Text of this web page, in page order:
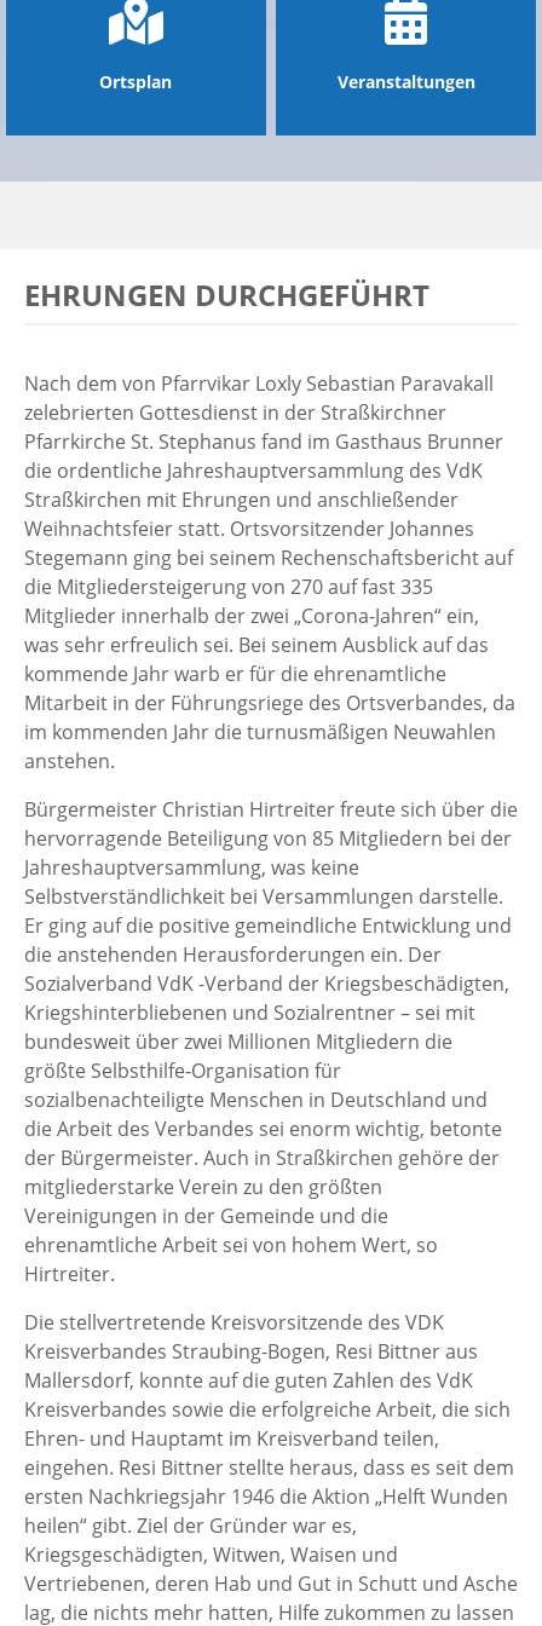
Ortsplan Veranstaltungen
EHRUNGEN DURCHGEFÜHRT
Nach dem von Pfarrvikar Loxly Sebastian Paravakall
zelebrierten Gottesdienst in der Straßkirchner
Pfarrkirche St. Stephanus fand im Gasthaus Brunner
die ordentliche Jahreshauptversammlung des VdK
Straßkirchen mit Ehrungen und anschließender
Weihnachtsfeier statt. Ortsvorsitzender Johannes
Stegemann ging bei seinem Rechenschaftsbericht auf
die Mitgliedersteigerung von 270 auf fast 335
Mitglieder innerhalb der zwei „Corona-Jahren“ ein,
was sehr erfreulich sei. Bei seinem Ausblick auf das
kommende Jahr warb er für die ehrenamtliche
Mitarbeit in der Führungsriege des Ortsverbandes, da
im kommenden Jahr die turnusmäßigen Neuwahlen
anstehen.
Bürgermeister Christian Hirtreiter freute sich über die
hervorragende Beteiligung von 85 Mitgliedern bei der
Jahreshauptversammlung, was keine
Selbstverständlichkeit bei Versammlungen darstelle.
Er ging auf die positive gemeindliche Entwicklung und
die anstehenden Herausforderungen ein. Der
Sozialverband VdK -Verband der Kriegsbeschädigten,
Kriegshinterbliebenen und Sozialrentner – sei mit
bundesweit über zwei Millionen Mitgliedern die
größte Selbsthilfe-Organisation für
sozialbenachteiligte Menschen in Deutschland und
die Arbeit des Verbandes sei enorm wichtig, betonte
der Bürgermeister. Auch in Straßkirchen gehöre der
mitgliederstarke Verein zu den größten
Vereinigungen in der Gemeinde und die
ehrenamtliche Arbeit sei von hohem Wert, so
Hirtreiter.
Die stellvertretende Kreisvorsitzende des VDK
Kreisverbandes Straubing-Bogen, Resi Bittner aus
Mallersdorf, konnte auf die guten Zahlen des VdK
Kreisverbandes sowie die erfolgreiche Arbeit, die sich
Ehren- und Hauptamt im Kreisverband teilen,
eingehen. Resi Bittner stellte heraus, dass es seit dem
ersten Nachkriegsjahr 1946 die Aktion „Helft Wunden
heilen“ gibt. Ziel der Gründer war es,
Kriegsgeschädigten, Witwen, Waisen und
Vertriebenen, deren Hab und Gut in Schutt und Asche
lag, die nichts mehr hatten, Hilfe zukommen zu lassen